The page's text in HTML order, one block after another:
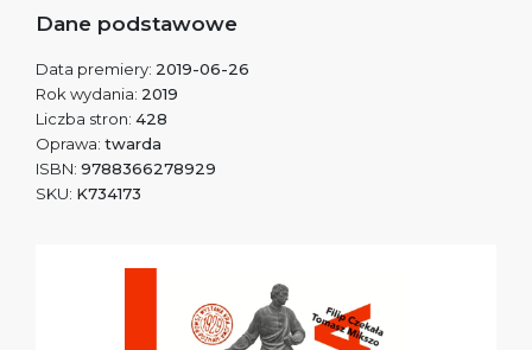
Dane podstawowe
Data premiery: 2019-06-26
Rok wydania: 2019
Liczba stron: 428
Oprawa: twarda
ISBN: 9788366278929
SKU: K734173